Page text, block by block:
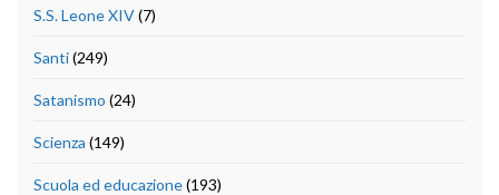
S.S. Leone XIV(7)
Santi(249)
Satanismo (24)
Scienza (149)
Scuola ed educazione(193)